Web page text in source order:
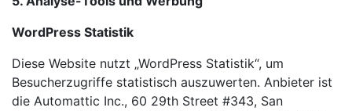
WordPress Statistik
Diese Website nutzt „WordPress Statistik“, um
Besucherzugriffe statistisch auszuwerten. Anbieter ist
die Automattic Inc., 60 29th Street #343, San